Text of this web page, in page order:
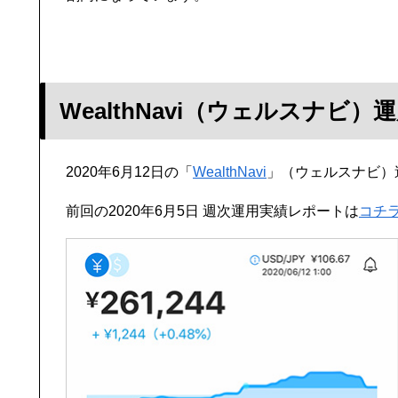
WealthNavi（ウェルスナビ）
2020年6月12日の「 WealthNavi 」（ウェルスナビ
前回の2020年6月5日 週次運用実績レポートはコチ